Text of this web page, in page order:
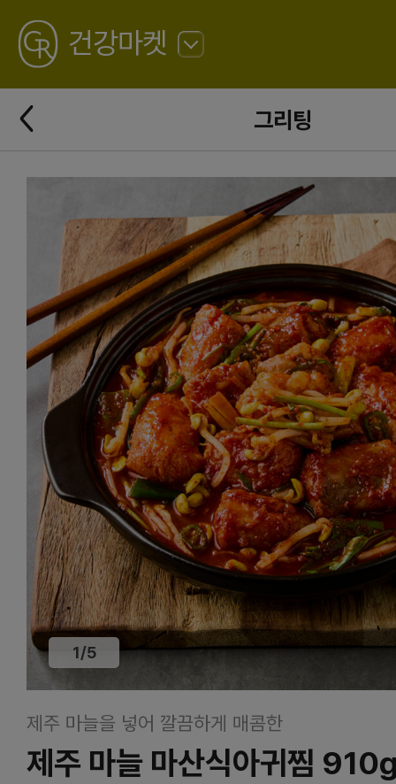
GREATING
건강마켓
로
그리팅
뒤
로
가
1/5
제주 마늘을 넣어 깔끔하게 매콤한
제주 마늘 마산식아귀찜